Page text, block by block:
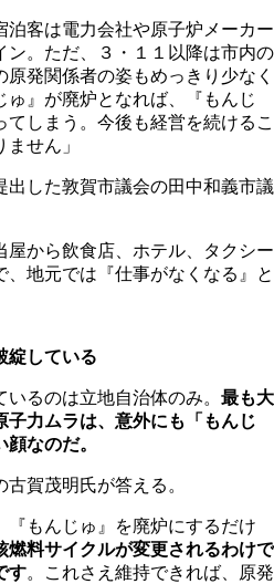
泊客は電力会社や原子炉メーカー
ン。ただ、３・１１以降は市内の
発関係者の姿もめっきり少なく
』が廃炉となれば、『もんじ
しまう。今後も経営を続けるこ
せん」
出した敦賀市議会の田中和義市議
屋から飲食店、ホテル、タクシー
地元では『仕事がなくなる』と
綻している
るのは立地自治体のみ。 最も大
子力ムラは、意外にも「もんじ
なのだ。
賀茂明氏が答える。
『もんじゅ』を廃炉にするだけ
燃料サイクルが変更されるわけで
す。これさえ維持できれば、原発